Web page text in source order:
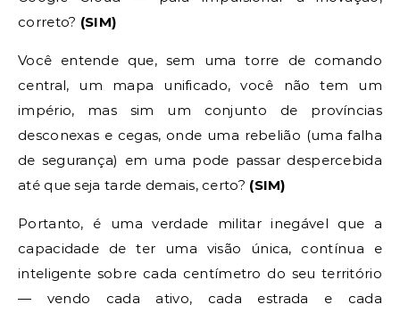
correto? (SIM)
Você entende que, sem uma torre de comando
central, um mapa unificado, você não tem um
império, mas sim um conjunto de províncias
desconexas e cegas, onde uma rebelião (uma falha
de segurança) em uma pode passar despercebida
até que seja tarde demais, certo? (SIM)
Portanto, é uma verdade militar inegável que a
capacidade de ter uma visão única, contínua e
inteligente sobre cada centímetro do seu território
— vendo cada ativo, cada estrada e cada